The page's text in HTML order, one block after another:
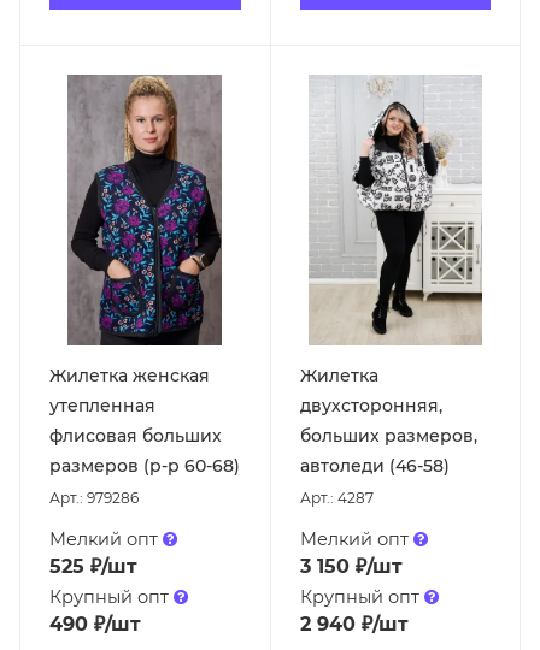
Жилетка женская
утепленная
флисовая больших
размеров (р-р 60-68)
Арт.: 979286
Мелкий опт
525 ₽/шт
Крупный опт
490 ₽/шт
Жилетка
двухсторонняя,
больших размеров,
автоледи (46-58)
Арт.: 4287
Мелкий опт
3 150₽/шт
Крупный опт
2 940₽/шт